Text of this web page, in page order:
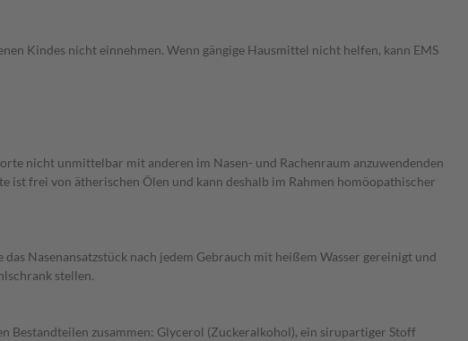
Kindes nicht einnehmen. Wenn gängige Hausmittel nicht helfen, kann EMS
nicht unmittelbar mit anderen im Nasen- und Rachenraum anzuwendenden
ist frei von ätherischen Ölen und kann deshalb im Rahmen homöopathischer
Nasenansatzstück nach jedem Gebrauch mit heißem Wasser gereinigt und
stellen.
Bestandteilen zusammen: Glycerol (Zuckeralkohol), ein sirupartiger Stoff